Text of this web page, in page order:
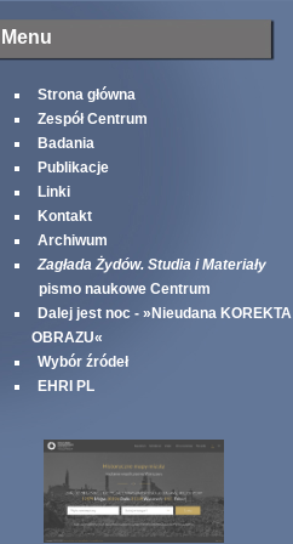
Menu
Strona główna
Zespół Centrum
Badania
Publikacje
Linki
Kontakt
Archiwum
Zagłada Żydów. Studia i Materiały
pismo naukowe Centrum
Dalej jest noc - »Nieudana KOREKTA
OBRAZU«
Wybór źródeł
EHRI PL